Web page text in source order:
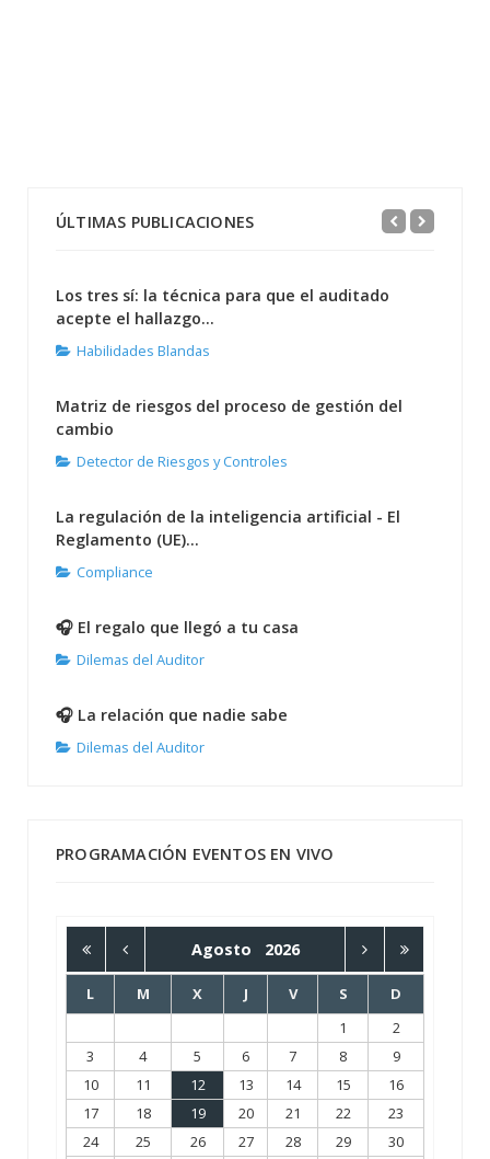
ÚLTIMAS PUBLICACIONES
Los tres sí: la técnica para que el auditado
acepte el hallazgo...
Habilidades Blandas
Matriz de riesgos del proceso de gestión del
cambio
Detector de Riesgos y Controles
La regulación de la inteligencia artificial - El
Reglamento (UE)...
Compliance
🎧 El regalo que llegó a tu casa
Dilemas del Auditor
🎧 La relación que nadie sabe
Dilemas del Auditor
PROGRAMACIÓN EVENTOS EN VIVO
Agosto 2026
L M X J V S
D
1
2
3
4 5 6 7 8
9
10
11 12 13 14 15
16
17
18 19 20 21 22
23
24
25 26 27 28 29
30